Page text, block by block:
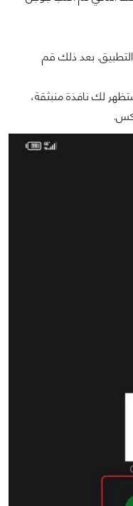
بعد ذلك قم
لك نافذة منبثقة،